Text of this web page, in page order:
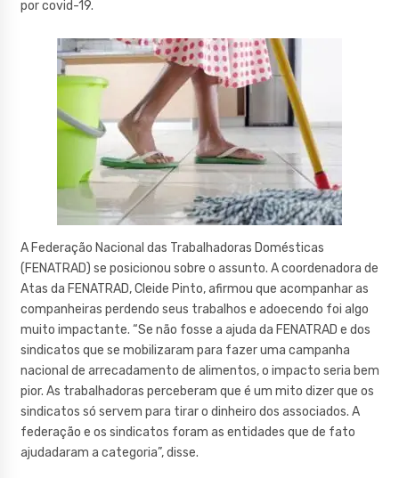
por covid-19.
A Federação Nacional das Trabalhadoras Domésticas
(FENATRAD) se posicionou sobre o assunto. A coordenadora de
Atas da FENATRAD, Cleide Pinto, afirmou que acompanhar as
companheiras perdendo seus trabalhos e adoecendo foi algo
muito impactante. “Se não fosse a ajuda da FENATRAD e dos
sindicatos que se mobilizaram para fazer uma campanha
nacional de arrecadamento de alimentos, o impacto seria bem
pior. As trabalhadoras perceberam que é um mito dizer que os
sindicatos só servem para tirar o dinheiro dos associados. A
federação e os sindicatos foram as entidades que de fato
ajudadaram a categoria”, disse.